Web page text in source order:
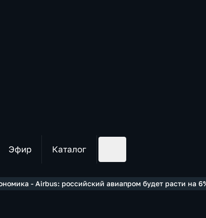
Эфир Каталог
- Airbus: российский авиапром будет расти на